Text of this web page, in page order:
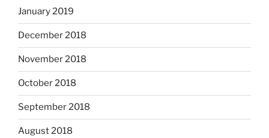
January 2019
December 2018
November 2018
October 2018
September 2018
August 2018